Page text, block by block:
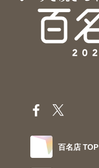
百名店 TOP